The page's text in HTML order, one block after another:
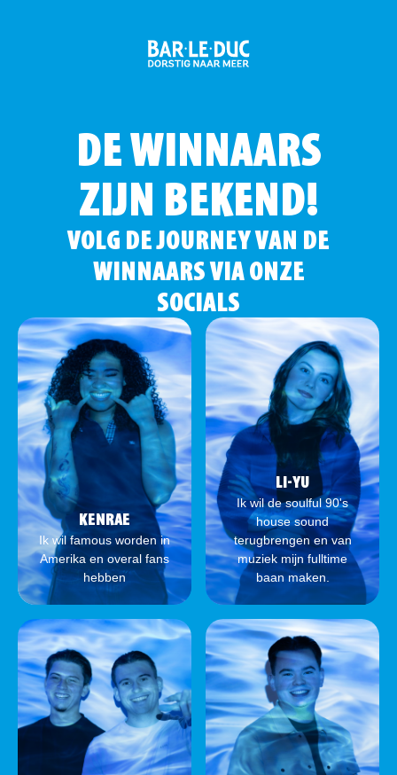
DE WINNAARS
ZIJN BEKEND!
VOLG DE JOURNEY VAN DE
WINNAARS VIA ONZE
SOCIALS
KENRAE
Ik wil famous worden in
Amerika en overal fans
hebben
LI-YU
Ik wil de soulful 90's
house sound
terugbrengen en van
muziek mijn fulltime
baan maken.